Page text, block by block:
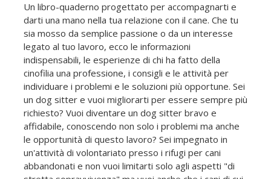
Un libro-quaderno progettato per accompagnarti e
darti una mano nella tua relazione con il cane. Che tu
sia mosso da semplice passione o da un interesse
legato al tuo lavoro, ecco le informazioni
indispensabili, le esperienze di chi ha fatto della
cinofilia una professione, i consigli e le attività per
individuare i problemi e le soluzioni più opportune. Sei
un dog sitter e vuoi migliorarti per essere sempre più
richiesto? Vuoi diventare un dog sitter bravo e
affidabile, conoscendo non solo i problemi ma anche
le opportunità di questo lavoro? Sei impegnato in
un'attività di volontariato presso i rifugi per cani
abbandonati e non vuoi limitarti solo agli aspetti "di